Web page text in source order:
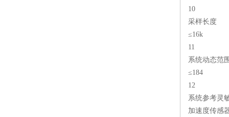
10
采样长度
≤16k
11
系统动态范
≤184
12
系统参考灵
加速度传感